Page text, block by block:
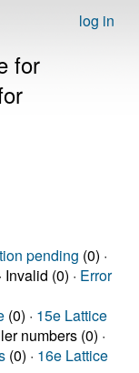
log in
for
pending (0) ·
Invalid (0) · Error
(0) · 15e Lattice
numbers (0) ·
(0) · 16e Lattice